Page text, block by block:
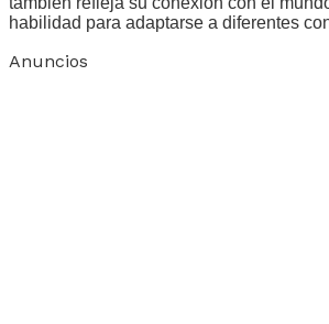
habilidad para adaptarse a diferentes
Anuncios